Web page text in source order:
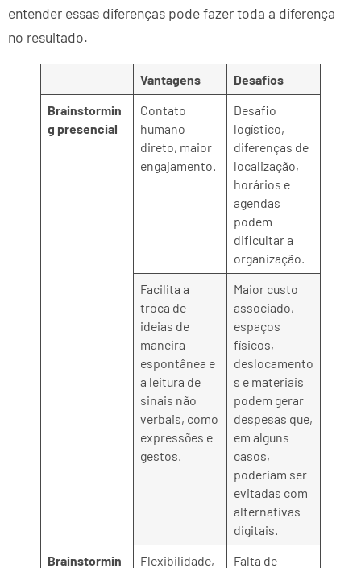
entender essas diferenças pode fazer toda a diferença
no resultado.
Vantagens
Desafios
Brainstormin
g presencial
Contato
humano
direto, maior
engajamento.
Desafio
logístico,
diferenças de
localização,
horários e
agendas
podem
dificultar a
organização.
Facilita a
troca de
ideias de
maneira
espontânea e
a leitura de
sinais não
verbais, como
expressões e
gestos.
Maior custo
associado,
espaços
físicos,
deslocamento
s e materiais
podem gerar
despesas que,
em alguns
casos,
poderiam ser
evitadas com
alternativas
digitais.
Brainstormin
Flexibilidade, Falta de